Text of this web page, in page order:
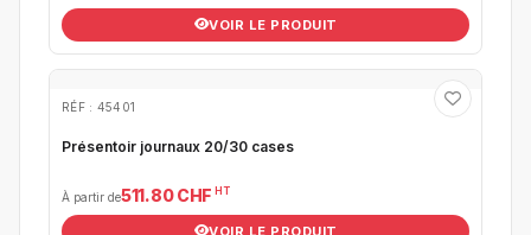
VOIR LE PRODUIT
RÉF : 45401
Présentoir journaux 20/30 cases
À partir de511.80 CHF HT
VOIR LE PRODUIT